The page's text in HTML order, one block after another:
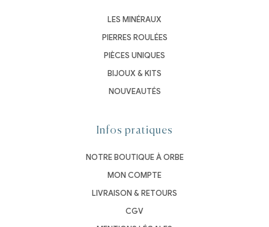
LES MINÉRAUX
PIERRES ROULÉES
PIÈCES UNIQUES
BIJOUX & KITS
NOUVEAUTÉS
Infos pratiques
NOTRE BOUTIQUE À ORBE
MON COMPTE
LIVRAISON & RETOURS
CGV